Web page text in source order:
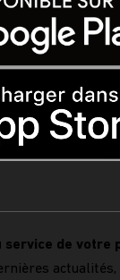
service de votre